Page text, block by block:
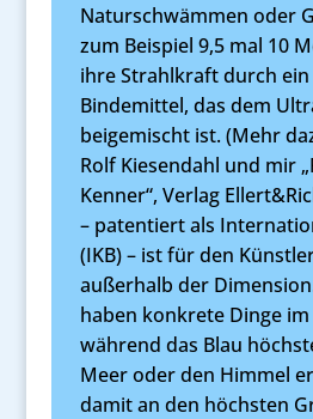
Naturschwämmen oder
zum Beispiel 9,5 mal 10
ihre Strahlkraft durch ein
Bindemittel, das dem
beigemischt ist. (Mehr
Rolf Kiesendahl und mir
Kenner“, Verlag
– patentiert als
(IKB) – ist für den
außerhalb der
haben konkrete Dinge im
während das Blau
Meer oder den Himmel
damit an den höchsten